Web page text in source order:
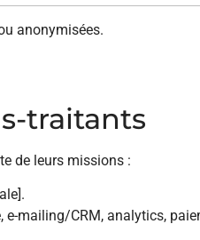
anonymisées.
traitants
de leurs missions :
e-mailing/CRM, analytics,